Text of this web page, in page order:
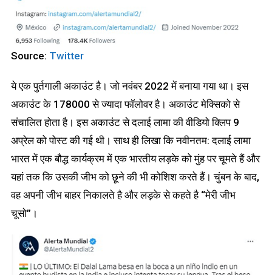
Source: Twitter
ये एक पुर्तगाली अकाउंट है। जो नवंबर 2022 में बनाया गया था। इस
अकाउंट के 178000 से ज्यादा फॉलोवर है। अकाउंट मेक्सिको से
संचालित होता है। इस अकाउंट से दलाई लामा की वीडियो क्लिप 9
अप्रेल को पोस्ट की गई थी। साथ ही लिखा कि नवीनतम: दलाई लामा
भारत में एक बौद्ध कार्यक्रम में एक भारतीय लड़के को मुंह पर चूमते हैं और
यहां तक ​​कि उसकी जीभ को छूने की भी कोशिश करते हैं। चुंबन के बाद,
वह अपनी जीभ बाहर निकालते है और लड़के से कहते है “मेरी जीभ
चूसो”।